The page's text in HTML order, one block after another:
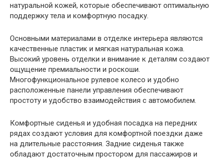
натуральной кожей, которые обеспечивают оптимальную
поддержку тела и комфортную посадку.
Основными материалами в отделке интерьера являются
качественные пластик и мягкая натуральная кожа.
Высокий уровень отделки и внимание к деталям создают
ощущение премиальности и роскоши.
Многофункциональное рулевое колесо и удобно
расположенные панели управления обеспечивают
простоту и удобство взаимодействия с автомобилем.
Комфортные сиденья и удобная посадка на передних
рядах создают условия для комфортной поездки даже
на длительные расстояния. Задние сиденья также
обладают достаточным простором для пассажиров и